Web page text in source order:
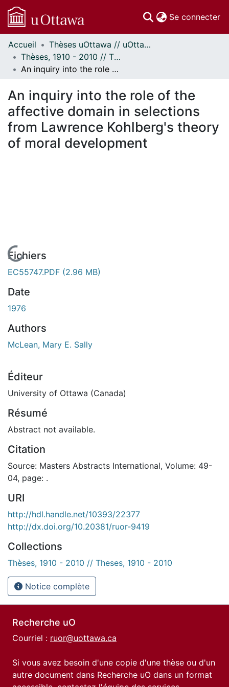
Se connecter
Communautés
et collections
Parcourir
À propos
Accueil
Thèses uOttawa // uOttawa Theses
Thèses, 1910 - 2010 // Theses, 1910 - 2010
An inquiry into the role of the affective domain in selections from Lawrence Kohlberg's theory of moral development
An inquiry into the role of the
affective domain in selections
from Lawrence Kohlberg's theory
of moral development
En cours de chargement...
Fichiers
EC55747.PDF (2.96 MB)
Date
1976
Authors
McLean, Mary E. Sally
Éditeur
University of Ottawa (Canada)
Résumé
Abstract not available.
Citation
Source: Masters Abstracts International, Volume: 49-
04, page: .
URI
http://hdl.handle.net/10393/22377
http://dx.doi.org/10.20381/ruor-9419
Collections
Thèses, 1910 - 2010 // Theses, 1910 - 2010
Notice complète
Recherche uO
Courriel : ruor@uottawa.ca
Si vous avez besoin d'une copie d'une thèse ou d'un
autre document dans Recherche uO dans un format